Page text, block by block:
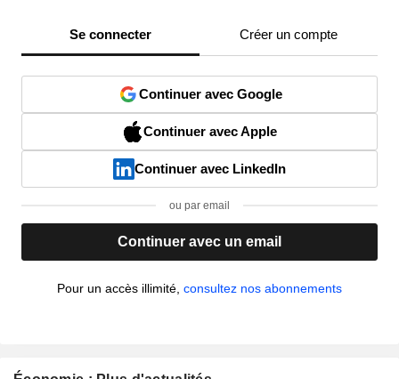
Se connecter Créer un compte
Continuer avec Google
Continuer avec Apple
Continuer avec LinkedIn
ou par email
Continuer avec un email
Pour un accès illimité, consultez nos abonnements